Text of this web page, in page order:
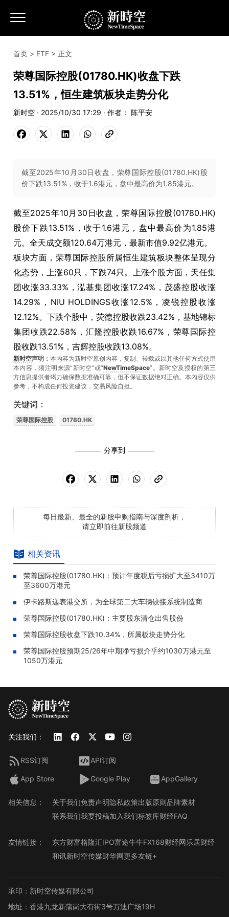
首页 > ETF > 正文
荣尊国际控股(01780.HK)收盘下跌
13.51%，恒生建筑板块走势分化
新时空 · 2025/10/30 17:29 · 作者： 陈平安
截至2025年10月30日收盘，荣尊国际控股(01780.HK)股
价下跌13.51%，收于1.6港元，盘中最高价为1.85港元。
截至2025年10月30日收盘，荣尊国际控股(01780.HK)
股价下跌13.51%，收于1.6港元，盘中最高价为1.85港
元。全天成交额120.64万港元，最新市值9.92亿港元。
板块方面，荣尊国际控股所属恒生建筑板块整体呈现分
化态势，上涨60只，下跌74只。上涨个股方面，天任集
团收涨33.33%，泓基集团收涨17.24%，茂盛控股收涨
14.29%，NIU HOLDINGS收涨12.5%，凌锐控股收涨
12.12%。下跌个股中，荧德控股收跌23.42%，基地锦标
集团收跌22.58%，汇隆控股收跌16.67%，荣尊国际控
股收跌13.51%，吉辉控股收跌13.08%。
新时空声明： 本内容为新时空原创内容，复制、转载或以其他任何方式使用
本内容，须注明来源“新时空”或“NewTimeSpace”。新时空及授权的第三
方信息提供者竭力确保数据准确可靠，但不保证数据绝对正确。本內容仅供
参考，不构成任何投资建议，交易风险自担。
关键词：
荣尊国际控股 01780.HK
分享到
每日最新、最全的新股申购指南与深度剖析，
请立即前往新股频道
相关资讯
荣尊国际控股(01780.HK)：预计年度税后亏损扩大至3410万
至3600万港元
伊卡路斯递表港交所，为全球第二大车辆铰接系统制造商
荣尊国际控股(01780.HK)：主要股东清仓出售股份
荣尊国际控股收盘下跌10.34%，所属板块走势分化
荣尊国际控股预期25/26年中期净亏损介乎约1030万港元至
1050万港元
关注我们：
RSS订阅 API订阅
App Store Google Play AppGallery
相关信息： 关于我们免责声明隐私政策出版原则品牌素材
联系我们我要投稿加入我们标签库财经FAQ
友情链接： 东方财富格隆汇IPO富途牛牛FX168财经网乐居财经
和讯新时空传媒财华网更多友链+
承印：新时空传媒有限公司
地址：香港九龙新蒲岗大有街3号万迪广场19H